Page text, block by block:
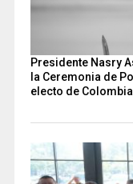
Presidente Nasry
la Ceremonia de
electo de